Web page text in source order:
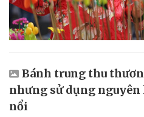
Bánh trung thu
nhưng sử dụng
nổi